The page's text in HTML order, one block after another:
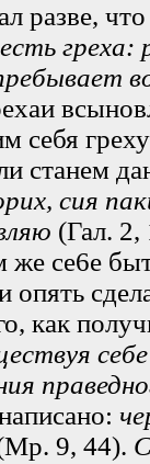
разве,
себя
станем
сия
(Гал. 2,
же се6е
опять
как
9, 44).